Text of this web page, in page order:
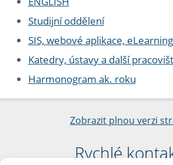
Studijní oddělení
SIS, webové aplikace, eLearning
Katedry, ústavy a další
Harmonogram ak. roku
Zobrazit plnou verzi
Rychlé